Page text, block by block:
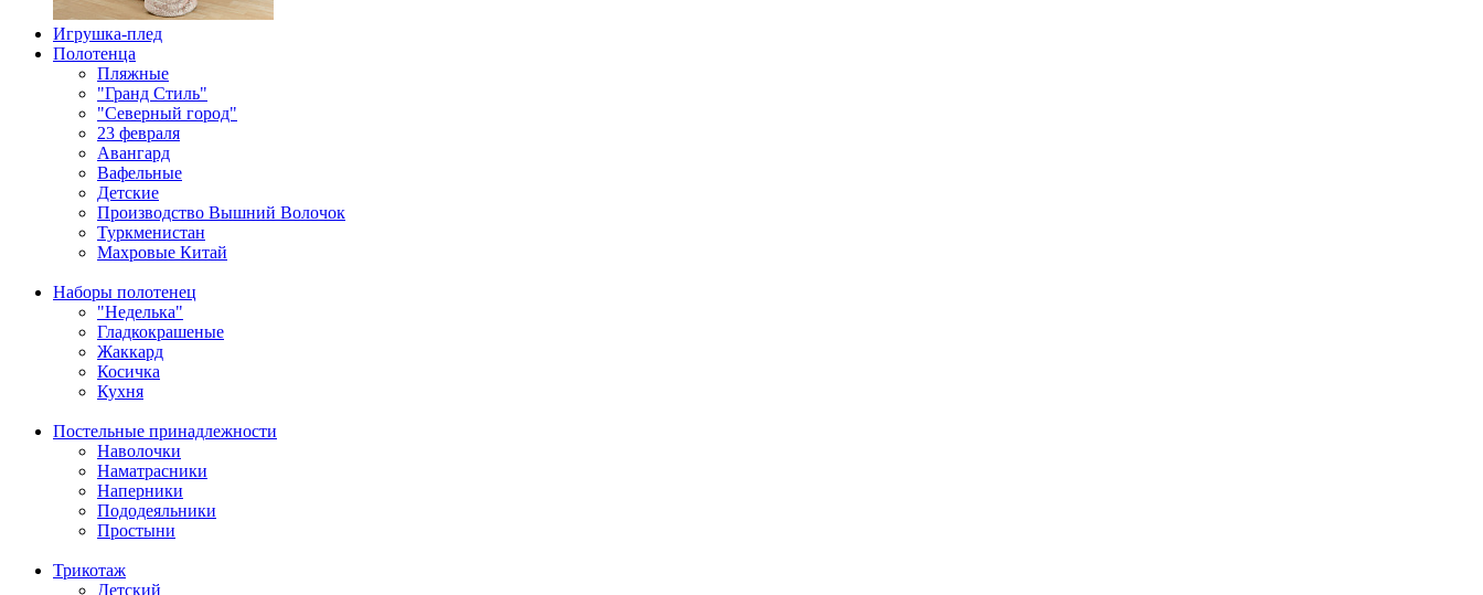
Игрушка-плед
Полотенца
Пляжные
"Гранд Стиль"
"Северный город"
23 февраля
Авангард
Вафельные
Детские
Производство Вышний Волочок
Туркменистан
Махровые Китай
Наборы полотенец
"Неделька"
Гладкокрашеные
Жаккард
Косичка
Кухня
Постельные принадлежности
Наволочки
Наматрасники
Наперники
Пододеяльники
Простыни
Трикотаж
Детский